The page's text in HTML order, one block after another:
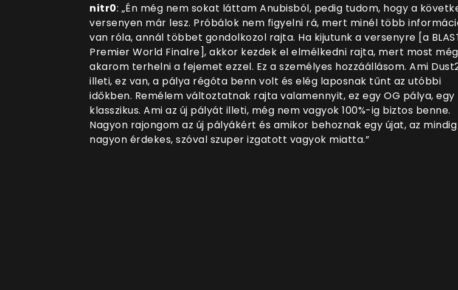
nitr0: „Én még nem sokat láttam Anubisból, pedig tudom, hogy a
versenyen már lesz. Próbálok nem figyelni rá, mert minél több
van róla, annál többet gondolkozol rajta. Ha kijutunk a versenyre [a
Premier World Finalre], akkor kezdek el elmélkedni rajta, mert most
akarom terhelni a fejemet ezzel. Ez a személyes hozzáállásom. Ami
illeti, ez van, a pálya régóta benn volt és elég laposnak tűnt az utóbbi
időkben. Remélem változtatnak rajta valamennyit, ez egy OG pálya, egy
klasszikus. Ami az új pályát illeti, még nem vagyok 100%-ig biztos benne.
Nagyon rajongom az új pályákért és amikor behoznak egy újat, az mindig
nagyon érdekes, szóval szuper izgatott vagyok miatta.”